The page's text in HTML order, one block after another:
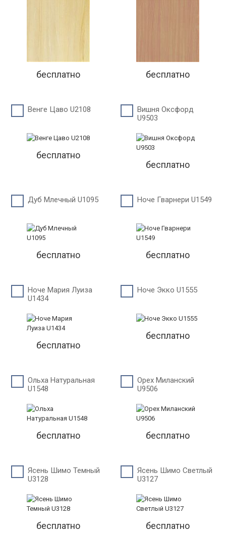
бесплатно бесплатно
Венге Цаво U2108
бесплатно
Вишня Оксфорд
U9503
бесплатно
Дуб Млечный U1095
бесплатно
Ноче Гварнери U1549
бесплатно
Ноче Мария Луиза
U1434
бесплатно
Ноче Экко U1555
бесплатно
Ольха Натуральная
U1548
бесплатно
Орех Миланский
U9506
бесплатно
Ясень Шимо Темный
U3128
бесплатно
Ясень Шимо Светлый
U3127
бесплатно